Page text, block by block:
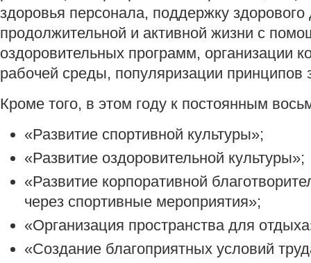
здоровья персонала, поддержку здорового
продолжительной и активной жизни с
оздоровительных программ, организации
рабочей среды, популяризации принципов
Кроме того, в этом году к постоянным
«Развитие спортивной культуры»;
«Развитие оздоровительной культуры»;
«Развитие корпоративной
через спортивные мероприятия»;
«Организация пространства для
«Создание благоприятных условий